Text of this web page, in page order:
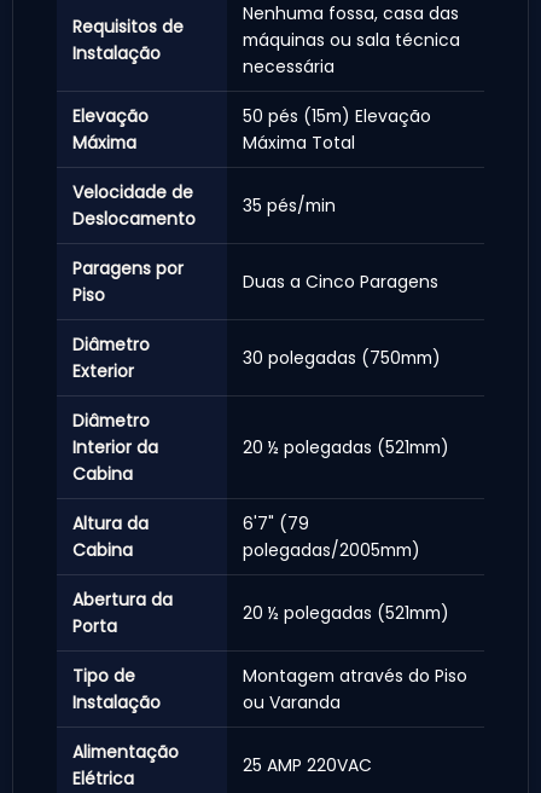
Requisitos de
Instalação
Nenhuma fossa, casa das
máquinas ou sala técnica
necessária
Elevação
Máxima
50 pés (15m) Elevação
Máxima Total
Velocidade de
Deslocamento
35 pés/min
Paragens por
Piso
Duas a Cinco Paragens
Diâmetro
Exterior
30 polegadas (750mm)
Diâmetro
Interior da
Cabina
20 ½ polegadas (521mm)
Altura da
Cabina
6'7" (79
polegadas/2005mm)
Abertura da
Porta
20 ½ polegadas (521mm)
Tipo de
Instalação
Montagem através do Piso
ou Varanda
Alimentação
Elétrica
25 AMP 220VAC